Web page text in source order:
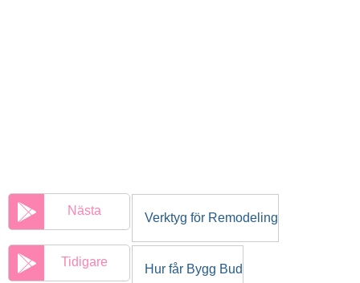
Nästa
Verktyg för Remodeling
Tidigare
Hur får Bygg Bud